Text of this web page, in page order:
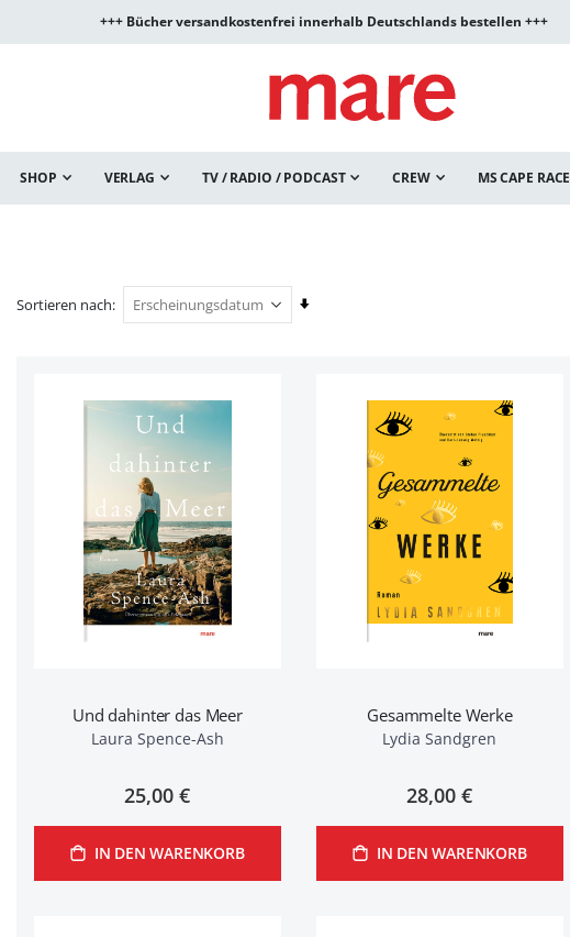
+++ Bücher versandkostenfrei innerhalb Deutschlands bestellen +++
SHOP VERLAG TV / RADIO / PODCAST CREW MS CAPE RACE
Sortieren nach
In
Und dahinter das Meer
Laura Spence-Ash
25,00 €
IN DEN WARENKORB
Gesammelte Werke
Lydia Sandgren
28,00 €
IN DEN WARENKORB